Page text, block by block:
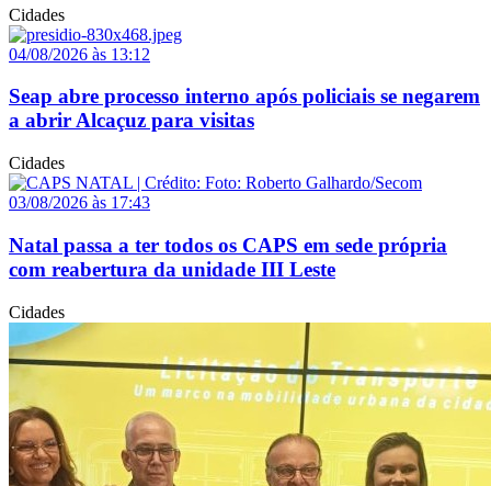
Cidades
04/08/2026 às 13:12
Seap abre processo interno após policiais se negarem
a abrir Alcaçuz para visitas
Cidades
03/08/2026 às 17:43
Natal passa a ter todos os CAPS em sede própria
com reabertura da unidade III Leste
Cidades